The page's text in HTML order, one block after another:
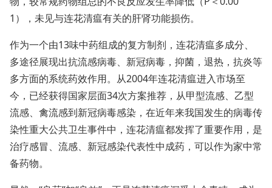
1），未见与连花清瘟有关的肝肾功能损伤。
作为一个由13味中药组成的复方制剂，连花清瘟多成分、
多途径展现出抗流感病毒、新冠病毒，抑菌，退热，抗炎等
多方面的系统药效作用。从2004年连花清瘟进入市场至
今，已经获得国家层面34次方案推荐，从甲型流感、乙型
流感、禽流感到新冠病毒感染，在近年来我国发生的病毒传
染性重大公共卫生事件中，连花清瘟都发挥了重要作用，是
治疗感冒、流感、新冠感染代表性中成药，可以作为家中常
备药物。